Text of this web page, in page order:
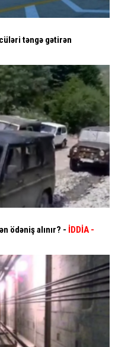
təngə gətirən
ödəniş alınır? - İDDİA -